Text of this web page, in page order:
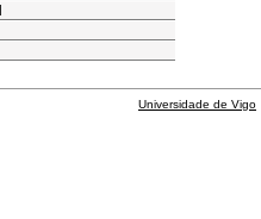
Universidade de Vigo